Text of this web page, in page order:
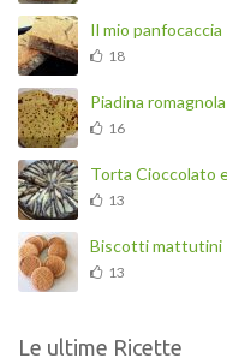
Il mio panfocaccia
18
Piadina
16
Torta Cioccolato
13
Biscotti mattutini
13
Le ultime Ricette